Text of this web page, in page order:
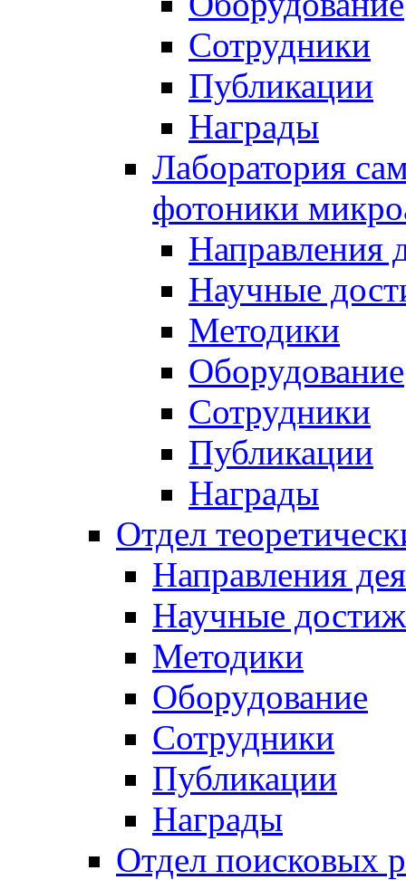
Сотрудники
Публикации
Награды
Лаборатория
фотоники
Направления
Научные
Методики
Оборудование
Сотрудники
Публикации
Награды
Отдел
Направления
Научные
Методики
Оборудование
Сотрудники
Публикации
Награды
Отдел поисковых